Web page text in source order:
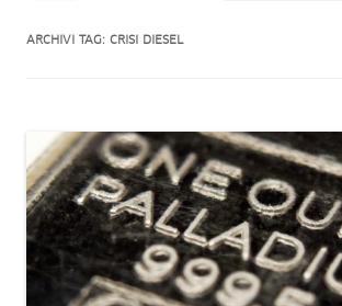
ARCHIVI TAG: CRISI DIESEL